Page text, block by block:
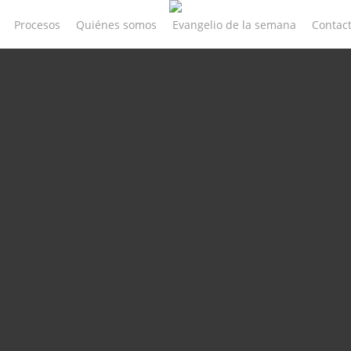
Procesos Quiénes somos Evangelio de la semana